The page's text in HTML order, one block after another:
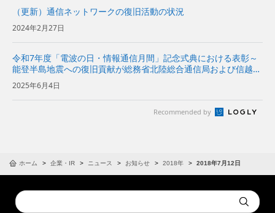
（更新）通信ネットワークの復旧活動の状況
2024年2月27日
令和7年度「電波の日・情報通信月間」記念式典における表彰～
能登半島地震への復旧貢献が総務省北陸総合通信局および信越総
合通信局から表彰～
2025年6月4日
Recommended by
ホーム 企業・IR ニュース お知らせ 2018年 2018年7月12日
Conduct
a
Submit